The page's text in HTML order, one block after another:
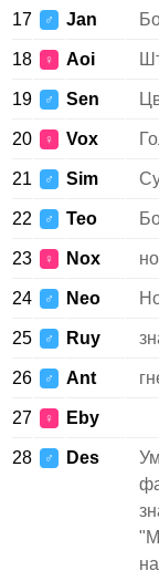
17 ♂ Jan
18 ♀ Aoi
19 ♂ Sen
20 ♀ Vox
21 ♂ Sim
22 ♂ Teo
23 ♀ Nox
24 ♂ Neo
25 ♂ Ruy
26 ♂ Ant
27 ♀ Eby
28 ♂ Des